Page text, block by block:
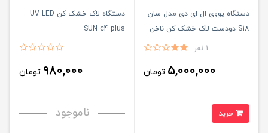
دستگاه یووی ال ای دی مدل سان
S18 دودست لاک خشک کن ناخن
1 نفر
5,000,000 تومان
دستگاه لاک خشک کن UV LED
SUN c4 plus
980,000 تومان
ناموجود